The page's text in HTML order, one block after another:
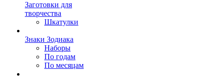
Заготовки для
творчества
Шкатулки
Знаки Зодиака
Наборы
По годам
По месяцам